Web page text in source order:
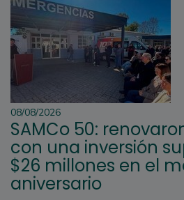
08/08/2026
SAMCo 50:
con una inversión
$26 millones en el
aniversario